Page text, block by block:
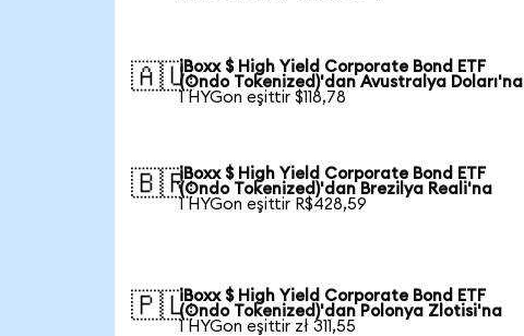
🇦🇺iBoxx $ High Yield Corporate Bond ETF
(Ondo Tokenized)'dan Avustralya Doları'na
1 HYGon eşittir $118,78
🇧🇷iBoxx $ High Yield Corporate Bond ETF
(Ondo Tokenized)'dan Brezilya Reali'na
1 HYGon eşittir R$428,59
🇵🇱iBoxx $ High Yield Corporate Bond ETF
(Ondo Tokenized)'dan Polonya Zlotisi'na
1 HYGon eşittir zł 311,55